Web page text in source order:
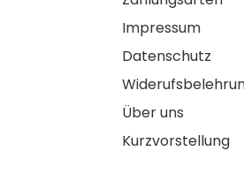
Impressum
Datenschutz
Über uns
Kurzvorstellung